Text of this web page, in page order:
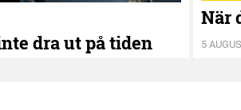
dra ut på tiden
När
5